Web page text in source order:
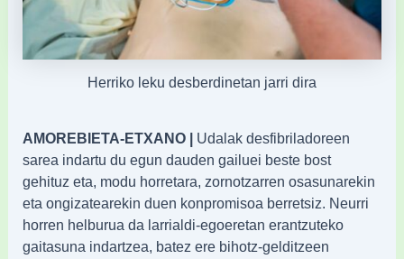
Herriko leku desberdinetan jarri dira
AMOREBIETA-ETXANO | Udalak desfibriladoreen
sarea indartu du egun dauden gailuei beste bost
gehituz eta, modu horretara, zornotzarren osasunarekin
eta ongizatearekin duen konpromisoa berretsiz. Neurri
horren helburua da larrialdi-egoeretan erantzuteko
gaitasuna indartzea, batez ere bihotz-gelditzeen